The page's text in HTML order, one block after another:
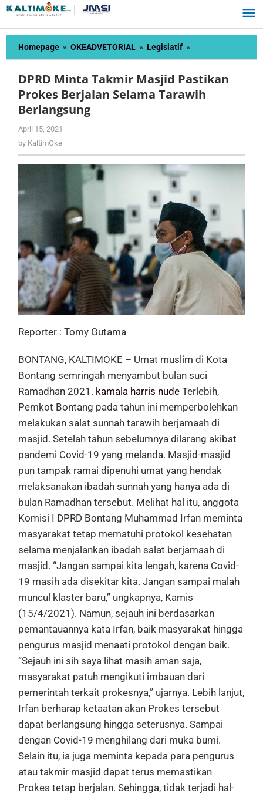
Skip
content
Homepage » OKEADVETORIAL » Legislatif »
Minta
Masjid
Pastikan
Berlangsung
DPRD Minta Takmir Masjid Pastikan
Prokes Berjalan Selama Tarawih
Berlangsung
April 15, 2021
by KaltimOke
Reporter : Tomy Gutama
BONTANG, KALTIMOKE – Umat muslim di Kota
Bontang semringah menyambut bulan suci
Ramadhan 2021. kamala harris nude Terlebih,
Pemkot Bontang pada tahun ini memperbolehkan
melakukan salat sunnah tarawih berjamaah di
masjid. Setelah tahun sebelumnya dilarang akibat
pandemi Covid-19 yang melanda. Masjid-masjid
pun tampak ramai dipenuhi umat yang hendak
melaksanakan ibadah sunnah yang hanya ada di
bulan Ramadhan tersebut. Melihat hal itu, anggota
Komisi I DPRD Bontang Muhammad Irfan meminta
masyarakat tetap mematuhi protokol kesehatan
selama menjalankan ibadah salat berjamaah di
masjid. “Jangan sampai kita lengah, karena Covid-
19 masih ada disekitar kita. Jangan sampai malah
muncul klaster baru,” ungkapnya, Kamis
(15/4/2021). Namun, sejauh ini berdasarkan
pemantauannya kata Irfan, baik masyarakat hingga
pengurus masjid menaati protokol dengan baik.
“Sejauh ini sih saya lihat masih aman saja,
masyarakat patuh mengikuti imbauan dari
pemerintah terkait prokesnya,” ujarnya. Lebih lanjut,
Irfan berharap ketaatan akan Prokes tersebut
dapat berlangsung hingga seterusnya. Sampai
dengan Covid-19 menghilang dari muka bumi.
Selain itu, ia juga meminta kepada para pengurus
atau takmir masjid dapat terus memastikan
Prokes tetap berjalan. Sehingga, tidak terjadi hal-